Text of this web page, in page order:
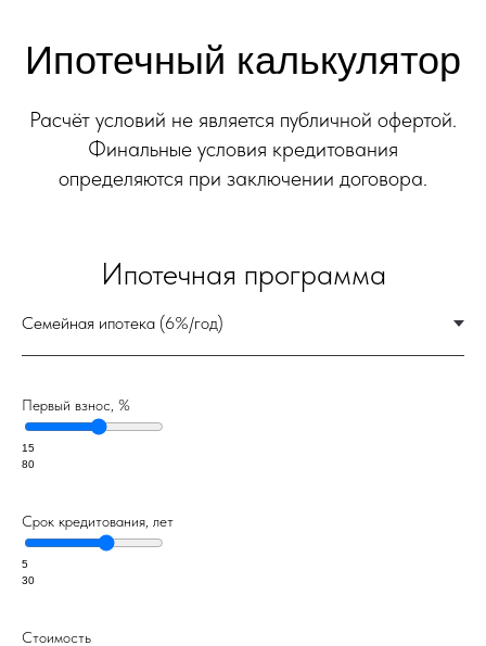
Первый взнос, %
15
80
Срок кредитования, лет
5
30
Стоимость